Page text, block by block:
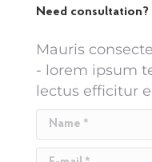
Need consultation?
Mauris
- lorem ipsum
lectus efficitur
Name *
E-mail *